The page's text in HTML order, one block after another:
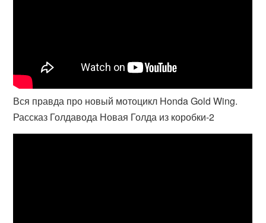
Вся правда про новый мотоцикл Honda Gold Wing.
Рассказ Голдавода Новая Голда из коробки-2